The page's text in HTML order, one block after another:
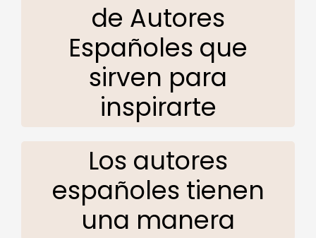
de Autores
Españoles que
sirven para
inspirarte
Los autores
españoles tienen
una manera